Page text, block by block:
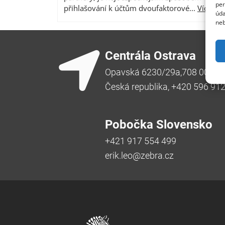
přihlašování k účtům dvoufaktorové... Více
Centrála Ostrava
Opavská 6230/29a,708 00
Česká republika, +420 596
Pobočka Slovensko
+421 917 554 499
erik.leo@zebra.cz